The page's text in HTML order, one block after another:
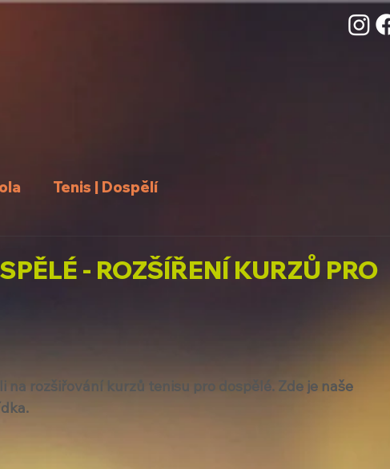
Tenis | Dospělí
- ROZŠÍŘENÍ KURZŮ PRO
na rozšiřování kurzů tenisu pro dospělé. Zde je naše